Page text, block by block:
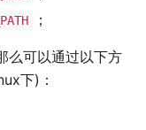
；
么可以通过以下方
下)：